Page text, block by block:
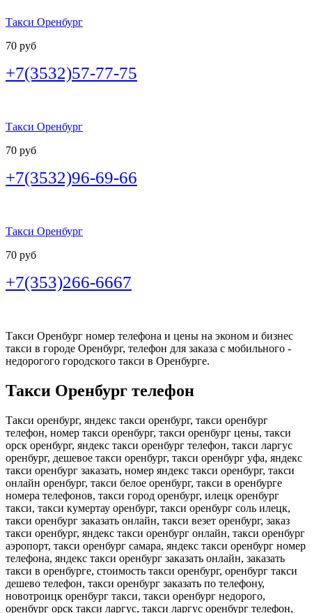
Такси Оренбург
70 руб
+7(3532)57-77-75
Такси Оренбург
70 руб
+7(3532)96-69-66
Такси Оренбург
70 руб
+7(353)266-6667
Такси Оренбург номер телефона и цены на эконом и бизнес
такси в городе Оренбург, телефон для заказа с мобильного -
недорогого городского такси в Оренбурге.
Такси Оренбург телефон
Такси оренбург, яндекс такси оренбург, такси оренбург
телефон, номер такси оренбург, такси оренбург цены, такси
орск оренбург, яндекс такси оренбург телефон, такси ларгус
оренбург, дешевое такси оренбург, такси оренбург уфа, яндекс
такси оренбург заказать, номер яндекс такси оренбург, такси
онлайн оренбург, такси белое оренбург, такси в оренбурге
номера телефонов, такси город оренбург, илецк оренбург
такси, такси кумертау оренбург, такси оренбург соль илецк,
такси оренбург заказать онлайн, такси везет оренбург, заказ
такси оренбург, яндекс такси оренбург онлайн, такси оренбург
аэропорт, такси оренбург самара, яндекс такси оренбург номер
телефона, яндекс такси оренбург заказать онлайн, заказать
такси в оренбурге, стоимость такси оренбург, оренбург такси
дешево телефон, такси оренбург заказать по телефону,
новотроицк оренбург такси, такси оренбург недорого,
оренбург орск такси ларгус, такси ларгус оренбург телефон,